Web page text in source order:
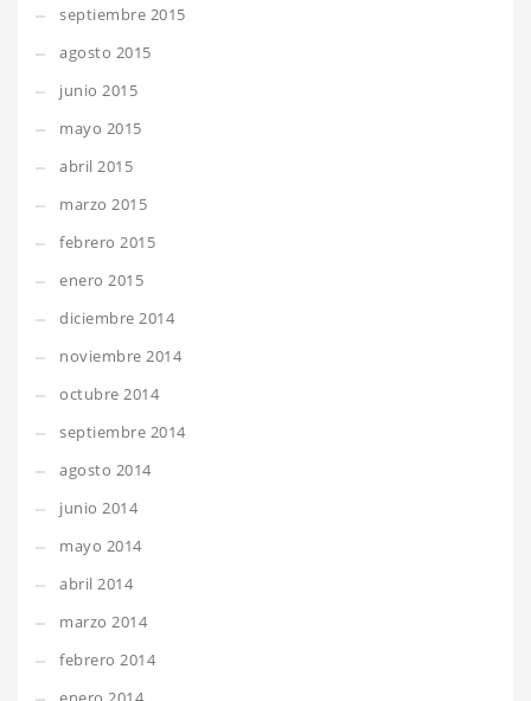
septiembre 2015
agosto 2015
junio 2015
mayo 2015
abril 2015
marzo 2015
febrero 2015
enero 2015
diciembre 2014
noviembre 2014
octubre 2014
septiembre 2014
agosto 2014
junio 2014
mayo 2014
abril 2014
marzo 2014
febrero 2014